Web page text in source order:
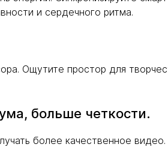
и сердечного ритма.
Ощутите простор для
больше четкости.
более качественное